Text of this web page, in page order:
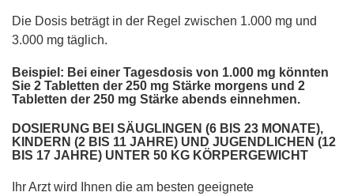
Die Dosis beträgt in der Regel zwischen 1.000 mg und
3.000 mg täglich.
Beispiel: Bei einer Tagesdosis von 1.000 mg könnten
Sie 2 Tabletten der 250 mg Stärke morgens und 2
Tabletten der 250 mg Stärke abends einnehmen.
DOSIERUNG BEI SÄUGLINGEN (6 BIS 23 MONATE),
KINDERN (2 BIS 11 JAHRE) UND JUGENDLICHEN (12
BIS 17 JAHRE) UNTER 50 KG KÖRPERGEWICHT
Ihr Arzt wird Ihnen die am besten geeignete